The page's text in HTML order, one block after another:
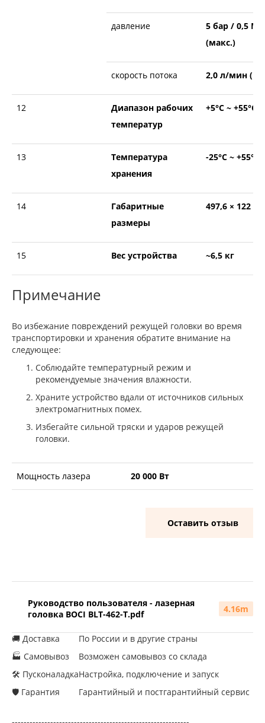
давление
5 бар / 0,5
(макс.)
скорость потока 2,0 л/мин
12
Диапазон рабочих
температур
+5°С ~ +55°С
13
Температура
хранения
-25°С ~ +55°С
14
Габаритные
размеры
497,6 × 122
15 Вес устройства ~6,5 кг
Примечание
Во избежание повреждений режущей головки во время
транспортировки и хранения обратите внимание на
следующее:
Соблюдайте температурный режим и
рекомендуемые значения влажности.
Храните устройство вдали от источников сильных
электромагнитных помех.
Избегайте сильной тряски и ударов режущей
головки.
Мощность лазера 20 000 Вт
Оставить отзыв
Руководство пользователя - лазерная
головка BOCI BLT-462-T.pdf
4.16m
🚚 Доставка
🏭 Самовывоз
🛠 Пусконаладка
🛡 Гарантия
По России и в другие страны
Возможен самовывоз со склада
Настройка, подключение и запуск
Гарантийный и постгарантийный сервис